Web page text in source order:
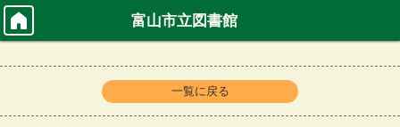
富山市立図書館
一覧に戻る